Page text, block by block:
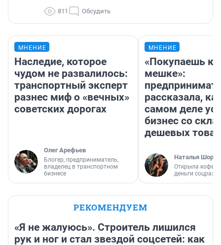
811 Обсудить
МНЕНИЕ
Наследие, которое
чудом не развалилось:
транспортный эксперт
разнес миф о «вечных»
советских дорогах
Олег Арефьев
Блогер, предприниматель,
владелец в транспортном
бизнесе
МНЕНИЕ
«Покупаешь
мешке»:
рассказала,
самом деле
бизнес со
дешевых
Наталья
Открыла
деньги
РЕКОМЕНДУЕМ
«Я не жалуюсь». Строитель лишился
рук и ног и стал звездой соцсетей: как